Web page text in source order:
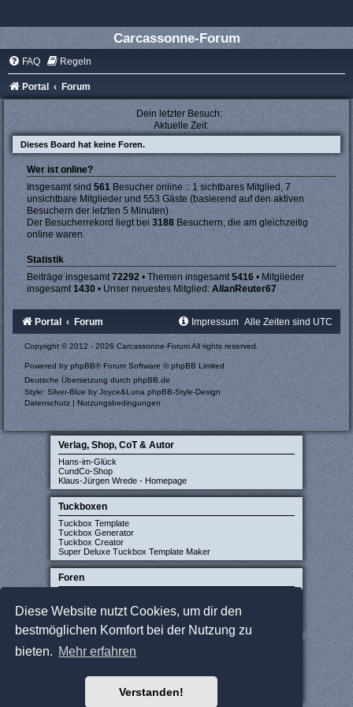
Diese Website nutzt Cookies, um dir den
bestmöglichen Komfort bei der Nutzung zu
bieten. Mehr erfahren
Verstanden!
Carcassonne-Forum
FAQ Regeln
Portal Forum
Dein letzter Besuch:
Aktuelle Zeit:
Dieses Board hat keine Foren.
Wer ist online?
Insgesamt sind561Besucher online :: 1 sichtbares Mitglied, 7
unsichtbare Mitglieder und 553 Gäste (basierend auf den aktiven
Besuchern der letzten 5 Minuten)
Der Besucherrekord liegt bei3188Besuchern, die am gleichzeitig
online waren.
Statistik
Beiträge insgesamt72292• Themen insgesamt5416 • Mitglieder
insgesamt1430 • Unser neuestes Mitglied: AllanReuter67
Portal Forum Alle Zeiten sind UTC
Impressum
Copyright © 2012 - 2026 Carcassonne-Forum All rights reserved.
Powered by phpBB® Forum Software © phpBB Limited
Deutsche Übersetzung durch phpBB.de
Style: Silver-Blue by Joyce&Luna phpBB-Style-Design
Datenschutz | Nutzungsbedingungen
Verlag, Shop, CoT & Autor
Hans-im-Glück
CundCo-Shop
Klaus-Jürgen Wrede - Homepage
Tuckboxen
Tuckbox Template
Tuckbox Generator
Tuckbox Creator
Super Deluxe Tuckbox Template Maker
Foren
CarcassonneCentral (englisch)
Carcassonne Latvija (lettisch)
Carcassonne CZ (tschechisch)
Sonstige Seiten
Gesellschaftsspieler gesucht
BoardGameGeek